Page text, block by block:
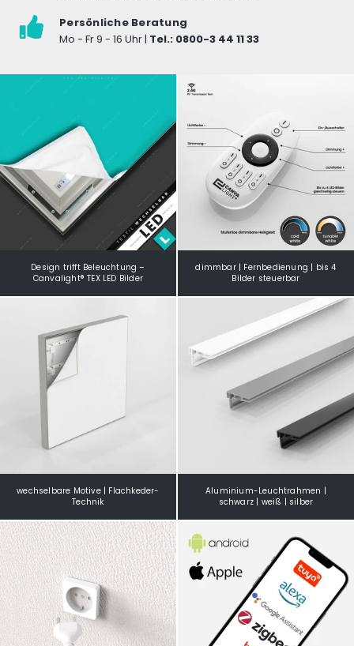
Persönliche Beratung
Mo - Fr 9 - 16 Uhr | Tel.: 0800-3 44 11 33
Design trifft Beleuchtung –
Canvalight® TEX LED Bilder
dimmbar | Fernbedienung | bis 4
Bilder steuerbar
wechselbare Motive | Flachkeder-
Technik
Aluminium-Leuchtrahmen |
schwarz | weiß | silber